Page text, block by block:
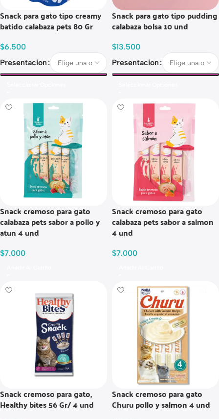
Snack para gato tipo creamy
batido calabaza pets 80 Gr
$6.500
Presentacion
Snack para gato tipo pudding
calabaza bolsa 10 und
$13.500
Presentacion
Snack cremoso para gato
calabaza pets sabor a pollo y
atun 4 und
$7.000
Snack cremoso para gato
calabaza pets sabor a salmon
4 und
$7.000
Snack cremoso para gato,
Healthy bites 56 Gr/ 4 und
Snack cremoso para gato
Churu pollo y salmon 4 und